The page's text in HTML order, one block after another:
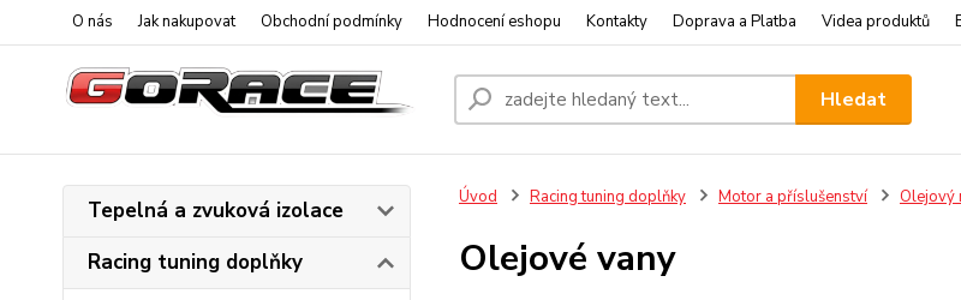
O nás Jak nakupovat Obchodní podmínky Hodnocení eshopu Kontakty Doprava a Platba Videa produktů
Hledat
Tepelná a zvuková izolace
Racing tuning doplňky
Úvod Racing tuning doplňky Motor a příslušenství Olejový
Olejové vany